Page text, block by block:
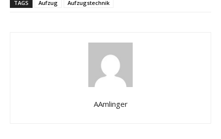
TAGS Aufzug Aufzugstechnik
AAmlinger